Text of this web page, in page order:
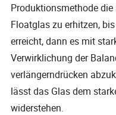
Produktionsmethode
Floatglas zu erhitzen,
erreicht, dann es mit
Verwirklichung der
verlängerndrücken
lässt das Glas dem
widerstehen.